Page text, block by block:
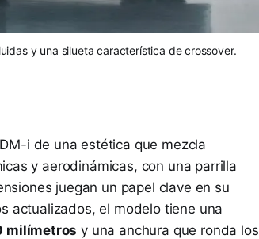
y una silueta característica de crossover.
i de una estética que mezcla
y aerodinámicas, con una parrilla
juegan un papel clave en su
actualizados, el modelo tiene una
milímetros y una anchura que ronda los